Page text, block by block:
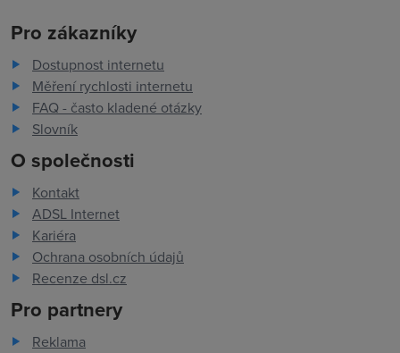
Pro zákazníky
Dostupnost internetu
Měření rychlosti internetu
FAQ - často kladené otázky
Slovník
O společnosti
Kontakt
ADSL Internet
Kariéra
Ochrana osobních údajů
Recenze dsl.cz
Pro partnery
Reklama